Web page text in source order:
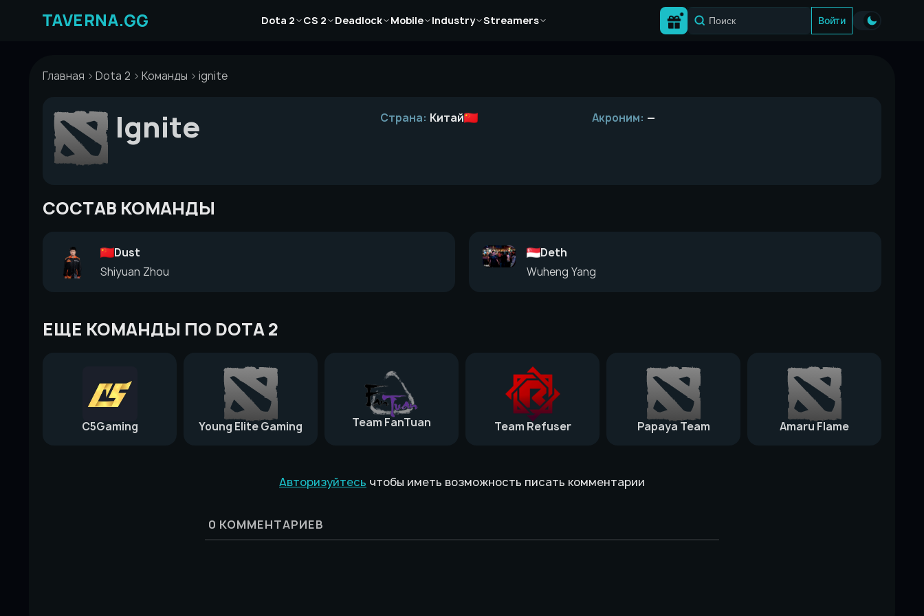
Dota 2
Статьи CS 2
СтатьиDeadlock
Статьи
Mobile
Статьи Industry
Статьи
Streamers
Статьи
Войти
Главная Dota 2 Команды ignite
Ignite Страна: Китай Акроним: —
СОСТАВ КОМАНДЫ
Dust
Shiyuan Zhou
Deth
Wuheng Yang
ЕЩЕ КОМАНДЫ ПО DOTA 2
C5Gaming Young Elite Gaming Team FanTuan Team Refuser Papaya Team Amaru Flame
Авторизуйтесь чтобы иметь возможность писать комментарии
0 КОММЕНТАРИЕВ